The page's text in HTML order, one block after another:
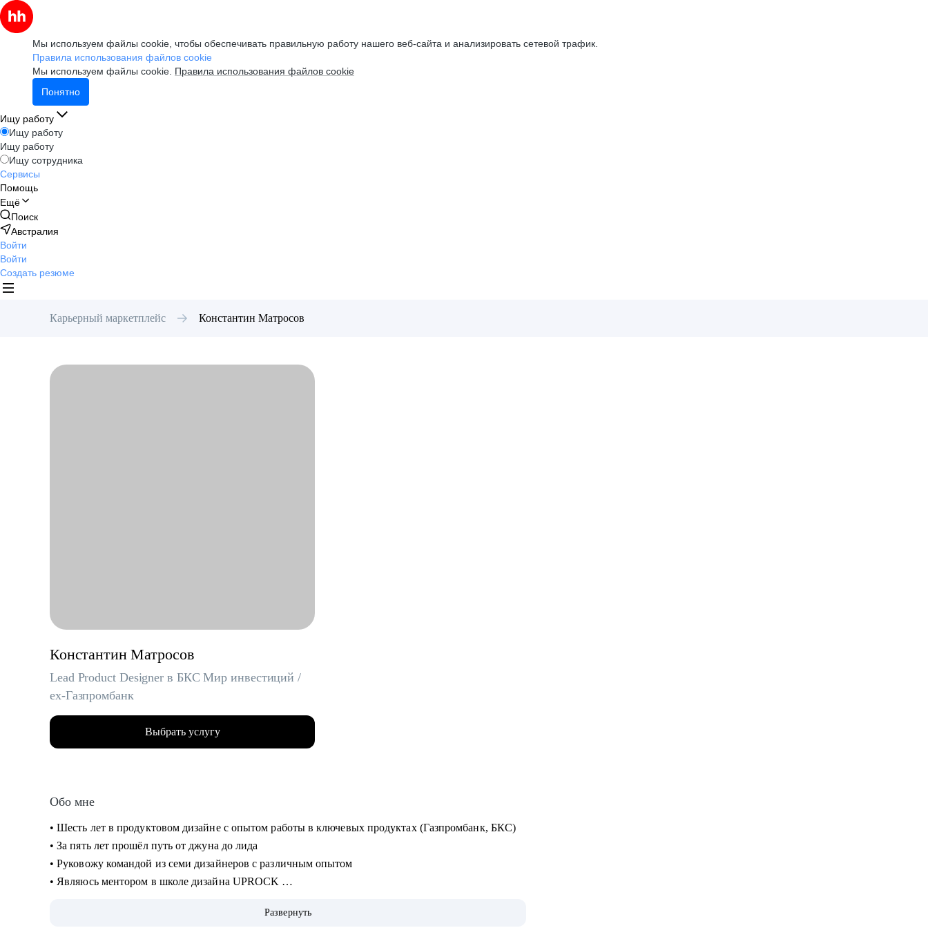
Мы используем файлы cookie, чтобы обеспечивать правильную работу нашего веб-сайта и анализировать сетевой трафик.
Правила использования файлов cookie
Мы используем файлы cookie. Правила использования файлов cookie
Понятно
Ищу работу
Ищу работу
Ищу работу
Ищу сотрудника
Сервисы
Помощь
Ещё
Поиск
Австралия
Войти
Войти
Создать резюме
Карьерный маркетплейс Константин Матросов
Константин Матросов
Lead Product Designer в БКС Мир инвестиций /
ex-Газпромбанк
Выбрать услугу
Обо мне
• Шесть лет в продуктовом дизайне с опытом работы в ключевых продуктах (Газпромбанк, БКС)
• За пять лет прошёл путь от джуна до лида
• Руковожу командой из семи дизайнеров с различным опытом
• Являюсь ментором в школе дизайна UPROCK
• Отсмотрел и проанализировал 700+ резюмеРазвернуть